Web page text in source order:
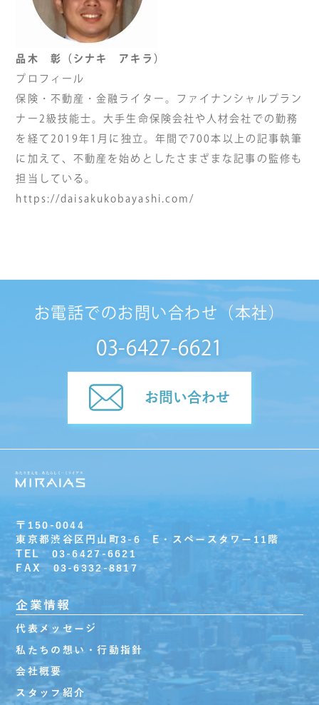
品木 彰（シナキ アキラ）
プロフィール
保険・不動産・金融ライター。ファイナンシャルプラン
ナー2級技能士。大手生命保険会社や人材会社での勤務
を経て2019年1月に独立。年間で700本以上の記事執筆
に加えて、不動産を始めとしたさまざまな記事の監修も
担当している。
https://daisakukobayashi.com/
お電話でのお問い合わせ（本社）
03-6427-6621
お問い合わせ
〒150-0044
東京都渋谷区円山町3-6 E・スペースタワー11階
TEL 03-6427-6621
FAX 03-6332-8817
企業情報
代表メッセージ
私たちの想い・行動指針
会社概要
スタッフ紹介